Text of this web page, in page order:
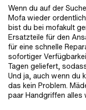
Wenn du auf der
Mofa wieder
bist du bei mofakult
Ersatzteile für den
für eine schnelle
sofortiger
Tagen geliefert,
Und ja, auch wenn du
das kein Problem.
paar Handgriffen alles